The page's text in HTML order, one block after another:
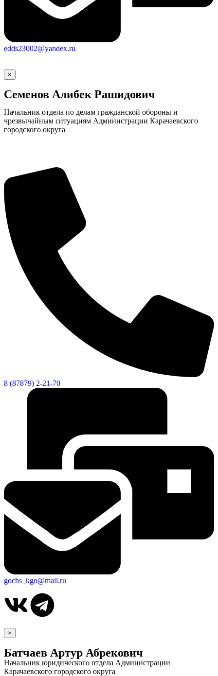
edds23002@yandex.ru
×
Семенов Алибек Рашидович
Начальник отдела по делам гражданской обороны и
чрезвычайным ситуациям Администрации Карачаевского
городского округа
8 (87879) 2-21-70
gochs_kgo@mail.ru
×
Батчаев Артур Абрекович
Начальник юридического отдела Администрации
Карачаевского городского округа